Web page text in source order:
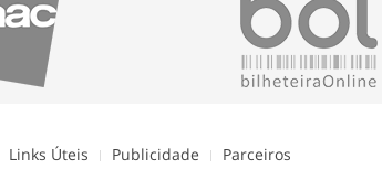
Links Úteis Publicidade Parceiros